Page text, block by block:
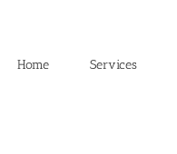
Home
Services